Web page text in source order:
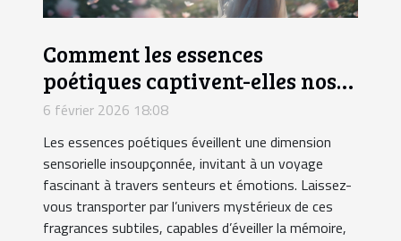
Comment les essences
poétiques captivent-elles nos
sens ?
6 février 2026 18:08
Les essences poétiques éveillent une dimension
sensorielle insoupçonnée, invitant à un voyage
fascinant à travers senteurs et émotions. Laissez-
vous transporter par l’univers mystérieux de ces
fragrances subtiles, capables d’éveiller la mémoire,